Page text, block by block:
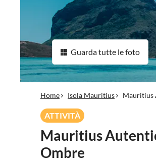
Guarda tutte le foto
Home Isola Mauritius Mauritius
ATTIVITÀ
Mauritius
Ombre